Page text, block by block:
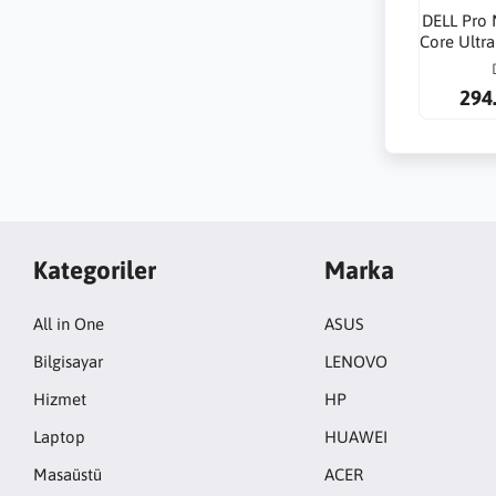
DELL Pro
Core
32G
Kategoriler
All in One
Bilgisayar
Hizmet
Laptop
Masaüstü
Marka
ASUS
LENOVO
HP
HUAWEI
ACER